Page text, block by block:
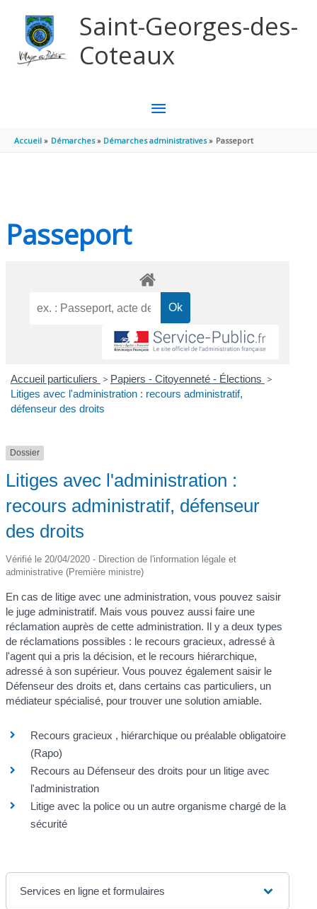
Saint-Georges-des-
Coteaux
MENU
PRINCIPAL
Accueil Démarches Démarches administratives Passeport
Passeport
Accueil particuliers > Papiers - Citoyenneté - Élections >
Litiges avec l'administration : recours administratif,
défenseur des droits
Dossier
Litiges avec l'administration :
recours administratif, défenseur
des droits
Vérifié le 20/04/2020 - Direction de l'information légale et
administrative (Première ministre)
En cas de litige avec une administration, vous pouvez saisir
le juge administratif. Mais vous pouvez aussi faire une
réclamation auprès de cette administration. Il y a deux types
de réclamations possibles : le recours gracieux, adressé à
l'agent qui a pris la décision, et le recours hiérarchique,
adressé à son supérieur. Vous pouvez également saisir le
Défenseur des droits et, dans certains cas particuliers, un
médiateur spécialisé, pour trouver une solution amiable.
Recours gracieux , hiérarchique ou préalable obligatoire
(Rapo)
Recours au Défenseur des droits pour un litige avec
l'administration
Litige avec la police ou un autre organisme chargé de la
sécurité
Services en ligne et formulaires